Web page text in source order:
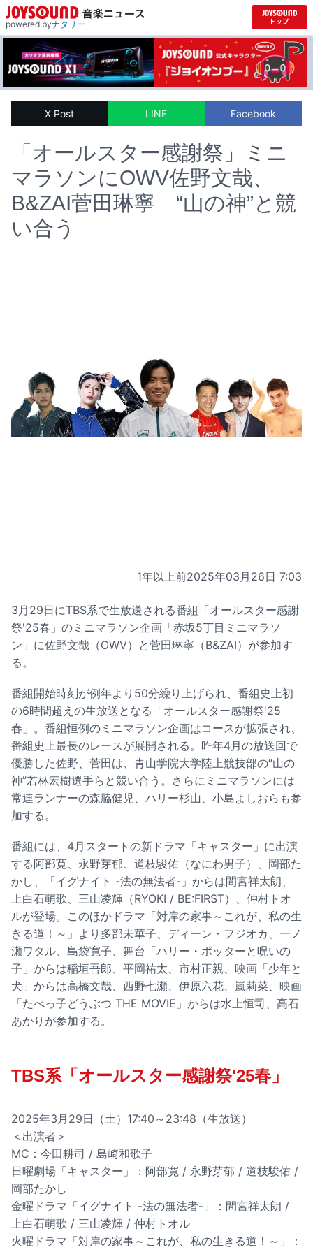
powered byナタリー
X Post LINE Facebook
「オールスター感謝祭」ミニ
マラソンにOWV佐野文哉、
B&ZAI菅田琳寧 “山の神”と競
い合う
1年以上前2025年03月26日 7:03
3月29日にTBS系で生放送される番組「オールスター感謝
祭'25春」のミニマラソン企画「赤坂5丁目ミニマラソ
ン」に佐野文哉（OWV）と菅田琳寧（B&ZAI）が参加す
る。
番組開始時刻が例年より50分繰り上げられ、番組史上初
の6時間超えの生放送となる「オールスター感謝祭'25
春」。番組恒例のミニマラソン企画はコースが拡張され、
番組史上最長のレースが展開される。昨年4月の放送回で
優勝した佐野、菅田は、青山学院大学陸上競技部の“山の
神”若林宏樹選手らと競い合う。さらにミニマラソンには
常連ランナーの森脇健児、ハリー杉山、小島よしおらも参
加する。
番組には、4月スタートの新ドラマ「キャスター」に出演
する阿部寛、永野芽郁、道枝駿佑（なにわ男子）、岡部た
かし、「イグナイト -法の無法者-」からは間宮祥太朗、
上白石萌歌、三山凌輝（RYOKI / BE:FIRST）、仲村トオ
ルが登場。このほかドラマ「対岸の家事～これが、私の生
きる道！～」より多部未華子、ディーン・フジオカ、一ノ
瀬ワタル、島袋寛子、舞台「ハリー・ポッターと呪いの
子」からは稲垣吾郎、平岡祐太、市村正親、映画「少年と
犬」からは高橋文哉、西野七瀬、伊原六花、嵐莉菜、映画
「たべっ子どうぶつ THE MOVIE」からは水上恒司、高石
あかりが参加する。
TBS系「オールスター感謝祭'25春」
2025年3月29日（土）17:40～23:48（生放送）
＜出演者＞
MC：今田耕司 / 島崎和歌子
日曜劇場「キャスター」：阿部寛 / 永野芽郁 / 道枝駿佑 /
岡部たかし
金曜ドラマ「イグナイト -法の無法者-」：間宮祥太朗 /
上白石萌歌 / 三山凌輝 / 仲村トオル
火曜ドラマ「対岸の家事～これが、私の生きる道！～」：